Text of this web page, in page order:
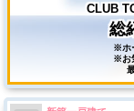
CLUB
総
※ホ
※お